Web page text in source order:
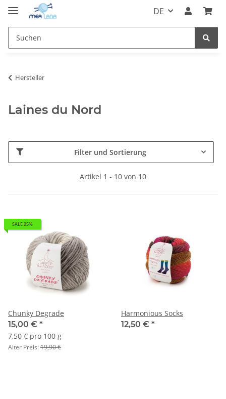
DE
Hersteller
Laines du Nord
Filter und Sortierung
Artikel 1 - 10 von 10
SALE 25%
Chunky Degrade
15,00 € *
7,50 € pro 100 g
Alter Preis:19,90 €
Harmonious Socks
12,50 € *